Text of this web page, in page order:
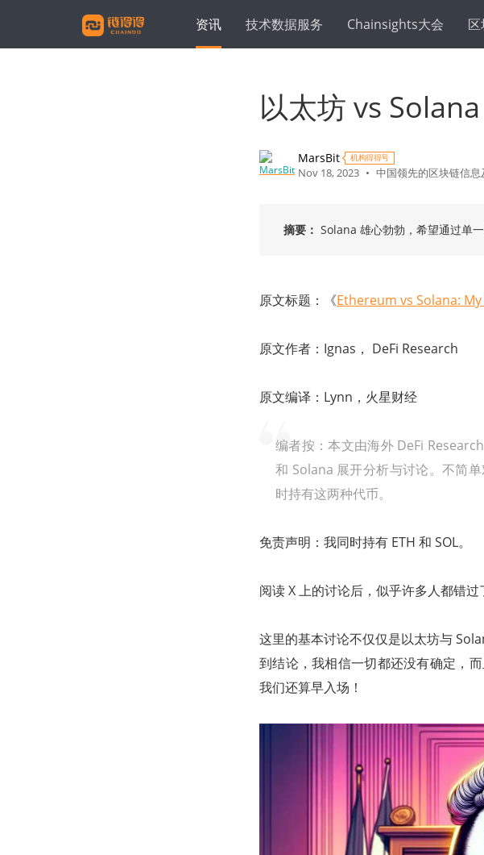
资讯 技术数据服务 Chainsights大会
以太坊 vs
MarsBit 机构得得号
Nov 18, 2023 • 中国领先的区块链信息
摘要： Solana 雄心勃勃，希望通过单
原文标题：《Ethereum vs Solana:
原文作者：Ignas， DeFi Research
原文编译：Lynn，火星财经
编者按：本文由海外 DeFi
和 Solana 展开分析与讨论。不简
时持有这两种代币。
免责声明：我同时持有 ETH 和 SOL。
阅读 X 上的讨论后，似乎许多人都错
这里的基本讨论不仅仅是以太坊与
到结论，我相信一切都还没有确定，
我们还算早入场！